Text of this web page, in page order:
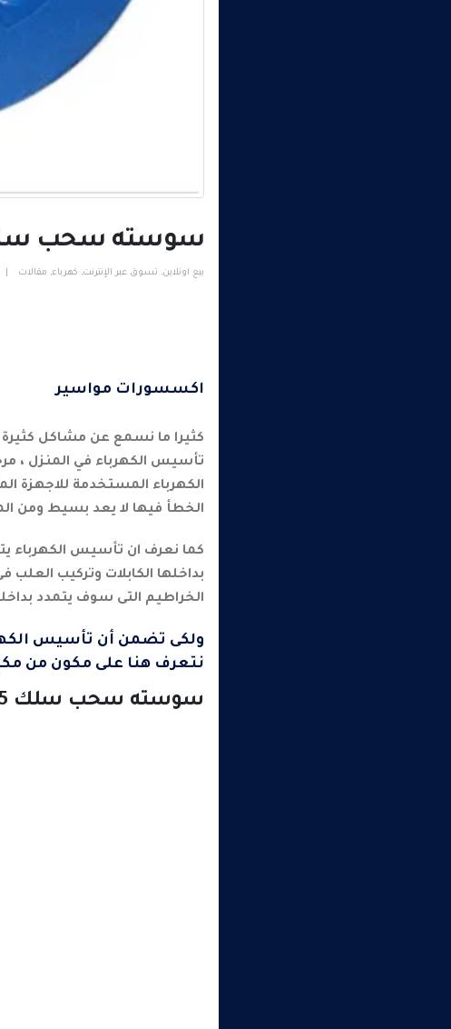
سوسته سحب سلك 25
بيع اونلاين, تسوق عبر الإنترنت, كهرباء, مقالات
اكسسورات مواسير
كثيرا ما نسمع عن مشاكل كثيرة
تأسيس الكهرباء في المنزل ،
الكهرباء المستخدمة للاجهزة
الخطأ فيها لا يعد بسيط ومن
الخراطيم التى سوف يتمدد
ولكى تضمن أن تأسيس
نتعرف هنا على مكون من
سوسته سحب سلك 25 متر